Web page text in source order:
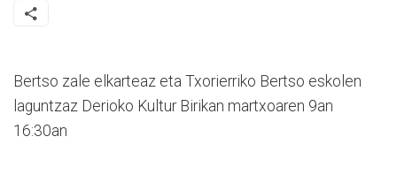
Bertso zale elkarteaz eta Txorierriko Bertso eskolen
laguntzaz Derioko Kultur Birikan martxoaren 9an
16:30an